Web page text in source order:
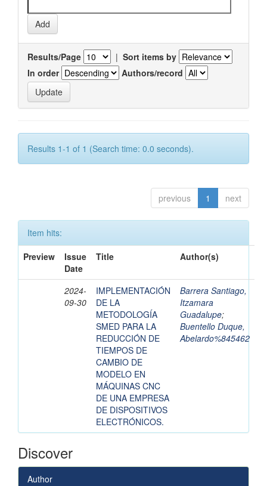
Results/Page | Sort items by
In order
Authors/record
Results 1-1 of 1 (Search time: 0.0 seconds).
previous 1 next
Item hits:
Preview
Issue
Date
Title Author(s)
2024-
09-30
IMPLEMENTACIÓN
DE LA
METODOLOGÍA
SMED PARA LA
REDUCCIÓN DE
TIEMPOS DE
CAMBIO DE
MODELO EN
MÁQUINAS CNC
DE UNA EMPRESA
DE DISPOSITIVOS
ELECTRÓNICOS.
Barrera Santiago,
Itzamara
Guadalupe;
Buentello Duque,
Abelardo%845462
Discover
Author